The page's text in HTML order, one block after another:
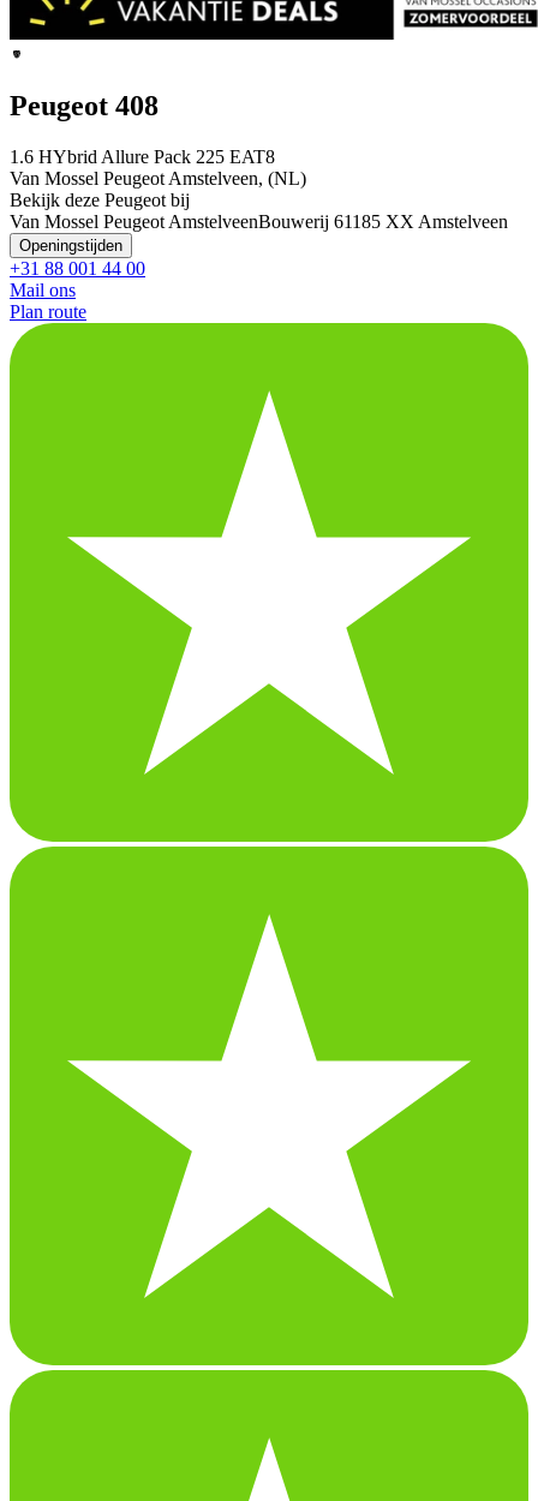
Peugeot 408
1.6 HYbrid Allure Pack 225 EAT8
Van Mossel Peugeot Amstelveen, (NL)
Bekijk deze Peugeot bij
Van Mossel Peugeot AmstelveenBouwerij 61185 XX Amstelveen
Openingstijden
+31 88 001 44 00
Mail ons
Plan route